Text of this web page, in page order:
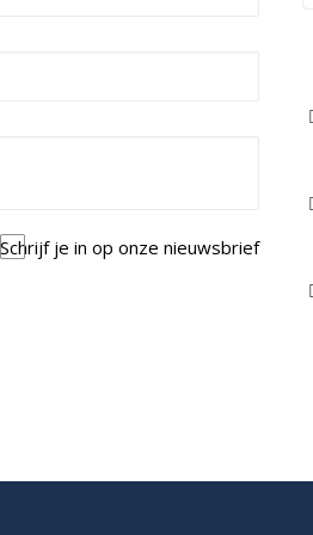
Schrijf je in op onze nieuwsbrief